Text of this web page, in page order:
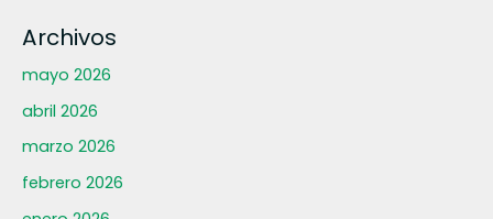
Archivos
mayo 2026
abril 2026
marzo 2026
febrero 2026